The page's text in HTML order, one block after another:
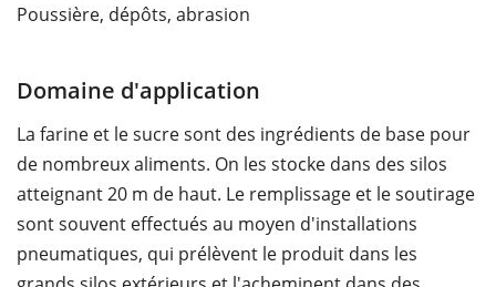
Poussière, dépôts, abrasion
Domaine d'application
La farine et le sucre sont des ingrédients de base pour
de nombreux aliments. On les stocke dans des silos
atteignant 20 m de haut. Le remplissage et le soutirage
sont souvent effectués au moyen d'installations
pneumatiques, qui prélèvent le produit dans les